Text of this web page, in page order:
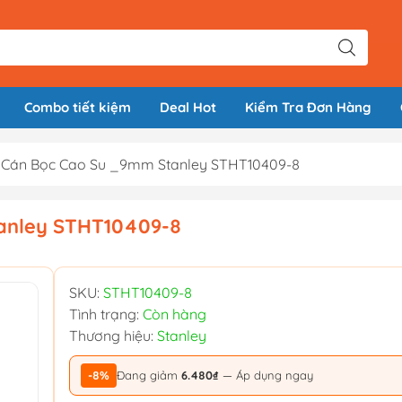
Combo tiết kiệm Deal Hot Kiểm Tra Đơn Hàng
Bọc Cao Su _9mm Stanley STHT10409-8
STHT10409-8
SKU: STHT10409-8
Tình trạng: Còn hàng
Thương hiệu: Stanley
-8% Đang giảm 6.480₫ — Áp dụng ngay